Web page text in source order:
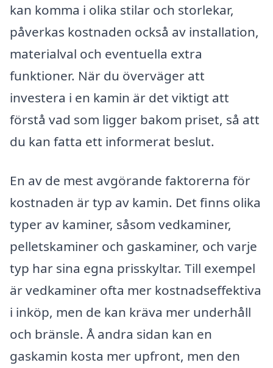
kan komma i olika stilar och storlekar,
påverkas kostnaden också av installation,
materialval och eventuella extra
funktioner. När du överväger att
investera i en kamin är det viktigt att
förstå vad som ligger bakom priset, så att
du kan fatta ett informerat beslut.
En av de mest avgörande faktorerna för
kostnaden är typ av kamin. Det finns olika
typer av kaminer, såsom vedkaminer,
pelletskaminer och gaskaminer, och varje
typ har sina egna prisskyltar. Till exempel
är vedkaminer ofta mer kostnadseffektiva
i inköp, men de kan kräva mer underhåll
och bränsle. Å andra sidan kan en
gaskamin kosta mer upfront, men den